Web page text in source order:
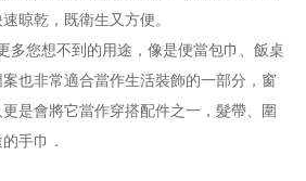
晾乾，既衛生又方便。
多您想不到的用途，像是便當包巾、飯桌
也非常適合當作生活裝飾的一部分，窗
是會將它當作穿搭配件之一，髮帶、圍
手巾．